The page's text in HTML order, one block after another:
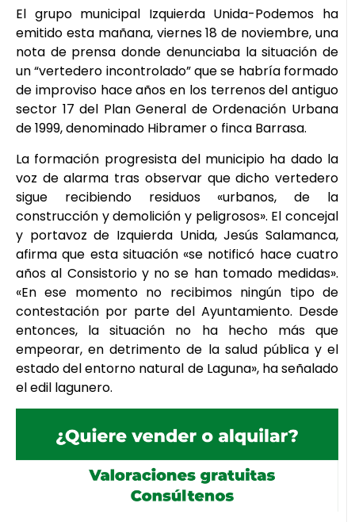
El grupo municipal Izquierda Unida-Podemos ha
emitido esta mañana, viernes 18 de noviembre, una
nota de prensa donde denunciaba la situación de
un “vertedero incontrolado” que se habría formado
de improviso hace años en los terrenos del antiguo
sector 17 del Plan General de Ordenación Urbana
de 1999, denominado Hibramer o finca Barrasa.
La formación progresista del municipio ha dado la
voz de alarma tras observar que dicho vertedero
sigue recibiendo residuos «urbanos, de la
construcción y demolición y peligrosos». El concejal
y portavoz de Izquierda Unida, Jesús Salamanca,
afirma que esta situación «se notificó hace cuatro
años al Consistorio y no se han tomado medidas».
«En ese momento no recibimos ningún tipo de
contestación por parte del Ayuntamiento. Desde
entonces, la situación no ha hecho más que
empeorar, en detrimento de la salud pública y el
estado del entorno natural de Laguna», ha señalado
el edil lagunero.